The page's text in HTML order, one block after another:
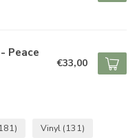
Peace
€33,00
Vinyl (131)